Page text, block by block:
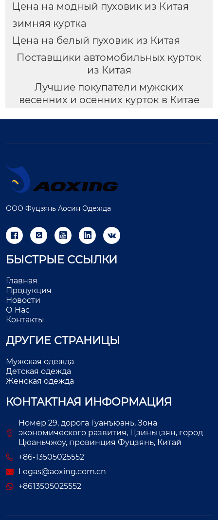
Цена на модный пуховик из Китая
зимняя куртка
Цена на белый пуховик из Китая
Поставщики автомобильных курток
из Китая
Лучшие покупатели мужских
весенних и осенних курток в Китае
ООО Фуцзянь Аосин Одежда
    
БЫСТРЫЕ ССЫЛКИ
Главная
Продукция
Новости
О Нас
Контакты
ДРУГИЕ СТРАНИЦЫ
Мужская одежда
Детская одежда
Женская одежда
КОНТАКТНАЯ ИНФОРМАЦИЯ
Номер 29, дорога Гуанъюань, Зона
экономического развития, Цзиньцзян, город
Цюаньчжоу, провинция Фуцзянь, Китай
+86-13505025552
Legas@aoxing.com.cn
+8613505025552